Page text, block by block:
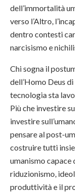
dell’immortalità
verso l’Altro,
dentro contesti
narcisismo e
Chi sogna il
dell’Homo Deus
tecnologia sta
Più che investire
investire
pensare al post-
costruire tutti
umanismo
riduzionismo,
produttività e il